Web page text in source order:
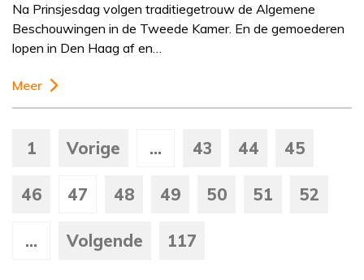
Na Prinsjesdag volgen traditiegetrouw de Algemene
Beschouwingen in de Tweede Kamer. En de gemoederen
lopen in Den Haag af en…
Meer
1 Vorige ... 43 44 45
46 47 48 49 50 51 52
... Volgende 117